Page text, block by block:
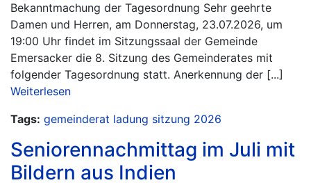
Bekanntmachung der Tagesordnung Sehr geehrte
Damen und Herren, am Donnerstag, 23.07.2026, um
19:00 Uhr findet im Sitzungssaal der Gemeinde
Emersacker die 8. Sitzung des Gemeinderates mit
folgender Tagesordnung statt. Anerkennung der [...]
Weiterlesen
Tags: gemeinderat ladung sitzung 2026
Seniorennachmittag im Juli mit
Bildern aus Indien